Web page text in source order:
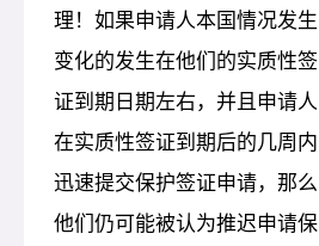
理！如果申请人本国情况发生
变化的发生在他们的实质性签
证到期日期左右，并且申请人
在实质性签证到期后的几周内
迅速提交保护签证申请，那么
他们仍可能被认为推迟申请保